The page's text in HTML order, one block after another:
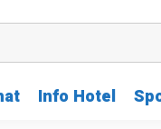
Info Hotel